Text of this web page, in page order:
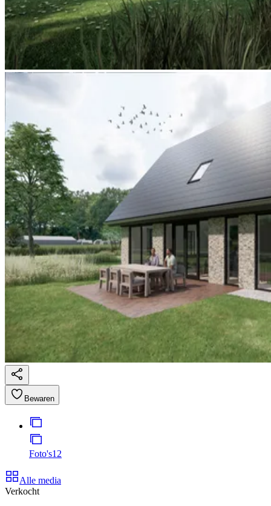
Bewaren
Foto's12
Alle media
Verkocht